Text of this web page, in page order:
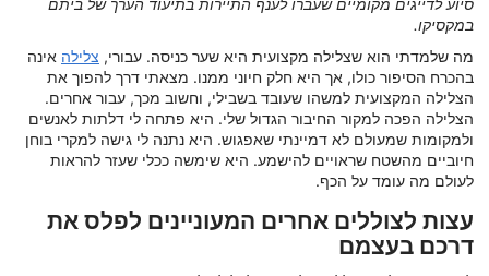
סיוע לדייגים מקומיים שעברו לענף התיירות בתיעוד הערך של ביתם
במקסיקו.
מה שלמדתי הוא שצלילה מקצועית היא שער כניסה. עבורי, צלילה אינה
בהכרח הסיפור כולו, אך היא חלק חיוני ממנו. מצאתי דרך להפוך את
הצלילה המקצועית למשהו שעובד בשבילי, וחשוב מכך, עבור אחרים.
הצלילה הפכה למקור החיבור הגדול שלי. היא פתחה לי דלתות לאנשים
ולמקומות שמעולם לא דמיינתי שאפגוש. היא נתנה לי גישה למקרי בוחן
חיוביים מהשטח שראויים להישמע. היא שימשה ככלי שעזר להראות
לעולם מה עומד על הכף.
עצות לצוללים אחרים המעוניינים לפלס את
דרכם בעצמם